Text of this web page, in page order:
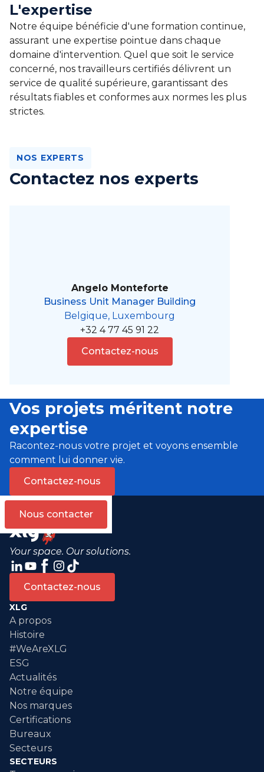
L'expertise
Notre équipe bénéficie d'une formation continue,
assurant une expertise pointue dans chaque
domaine d'intervention. Quel que soit le service
concerné, nos travailleurs certifiés délivrent un
service de qualité supérieure, garantissant des
résultats fiables et conformes aux normes les plus
strictes.
NOS EXPERTS
Contactez nos experts
Angelo Monteforte
Business Unit Manager Building
Belgique, Luxembourg
+32 4 77 45 91 22
Contactez-nous
Vos projets méritent notre
expertise
Racontez-nous votre projet et voyons ensemble
comment lui donner vie.
Contactez-nous
Nous contacter
Your space. Our solutions.
Contactez-nous
XLG
A propos
Histoire
#WeAreXLG
ESG
Actualités
Notre équipe
Nos marques
Certifications
Bureaux
Secteurs
SECTEURS